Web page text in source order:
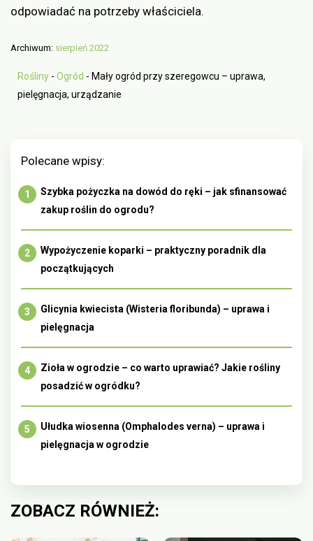
odpowiadać na potrzeby właściciela.
Archiwum: sierpień 2022
Rośliny - Ogród - Mały ogród przy szeregowcu – uprawa,
pielęgnacja, urządzanie
Polecane wpisy:
Szybka pożyczka na dowód do ręki – jak sfinansować
zakup roślin do ogrodu?
Wypożyczenie koparki – praktyczny poradnik dla
początkujących
Glicynia kwiecista (Wisteria floribunda) – uprawa i
pielęgnacja
Zioła w ogrodzie – co warto uprawiać? Jakie rośliny
posadzić w ogródku?
Ułudka wiosenna (Omphalodes verna) – uprawa i
pielęgnacja w ogrodzie
ZOBACZ RÓWNIEŻ: